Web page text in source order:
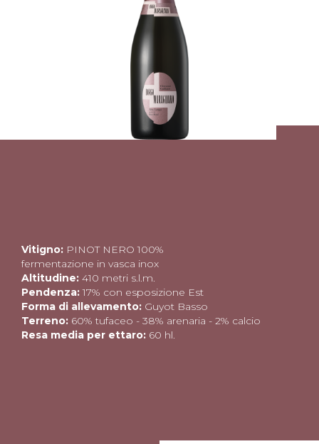
Vitigno: PINOT NERO 100%
fermentazione in vasca inox
Altitudine: 410 metri s.l.m.
Pendenza:17% con esposizione Est
Forma di allevamento: Guyot Basso
Terreno: 60% tufaceo - 38% arenaria - 2% calcio
Resa media per ettaro: 60 hl.